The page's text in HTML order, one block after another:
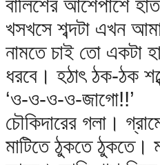
বালিশের আশেপাশে
খসখসে শব্দটা এখন
নামতে চাই তো একটা
ধরবে। হঠাৎ ঠক-ঠক
‘ও-ও-ও-ও-জাগো!!’
চৌকিদারের গলা।
মাটিতে ঠুকতে ঠুকতে।